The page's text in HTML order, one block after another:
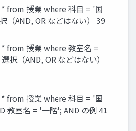
from 授業 where 科目 = '国
（AND, OR などはない） 39
from 授業 where 教室名 =
択（AND, OR などはない）
from 授業 where 科目 = '国
教室名 = '一階'; AND の例 41